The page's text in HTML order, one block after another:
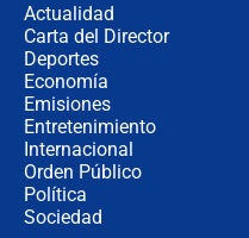
Actualidad
Carta del Director
Deportes
Economía
Emisiones
Entretenimiento
Internacional
Orden Público
Política
Sociedad